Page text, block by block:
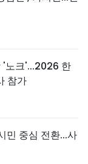
'노크'...2026 한
참가
민 중심 전환...사